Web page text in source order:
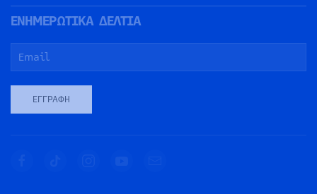
ΕΝΗΜΕΡΩΤΙΚΑ ΔΕΛΤΙΑ
ΕΓΓΡΑΦΉ